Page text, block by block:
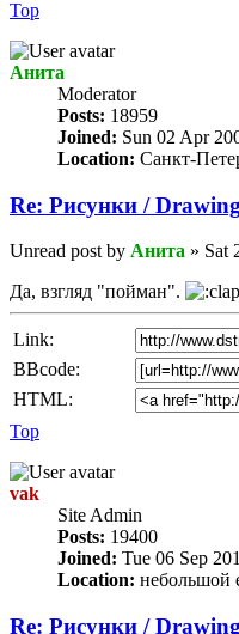
Top
Анита
Мoderator
Posts: 18959
Joined: Sun 02 Apr
Location: Санкт-
Re: Рисунки /
Unread post by Анита » Sat
Да, взгляд "пойман".
Link:
BBcode:
HTML:
Top
vak
Site Admin
Posts: 19400
Joined: Tue 06 Sep
Location: небольшой
Re: Рисунки /